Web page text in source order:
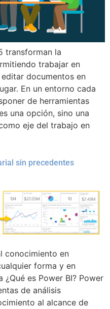
transforman la
trabajar en
documentos en
En un entorno cada
de herramientas
una opción, sino una
eje del trabajo en
sin precedentes
conocimiento en
forma y en
es Power BI? Power
de análisis
al alcance de